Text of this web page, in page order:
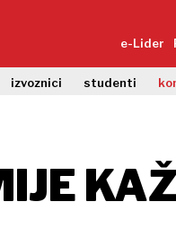
e-Lider
izvoznici studenti